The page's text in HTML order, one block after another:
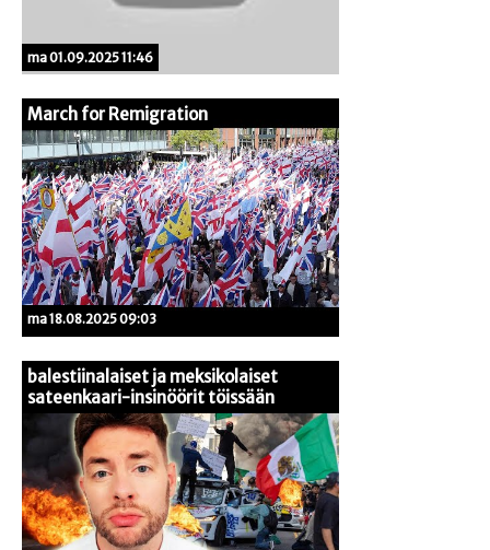
ma 01.09.2025 11:46
March for Remigration
ma 18.08.2025 09:03
balestiinalaiset ja meksikolaiset
sateenkaari-insinöörit töissään